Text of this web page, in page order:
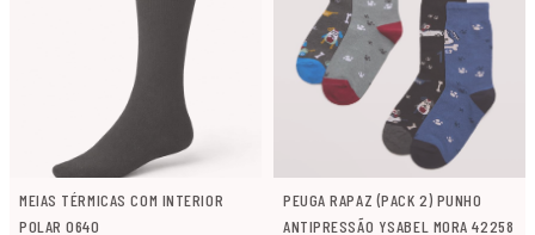
MEIAS TÉRMICAS COM INTERIOR
POLAR 0640
PEUGA RAPAZ (PACK 2) PUNHO
ANTIPRESSÃO YSABEL MORA 42258